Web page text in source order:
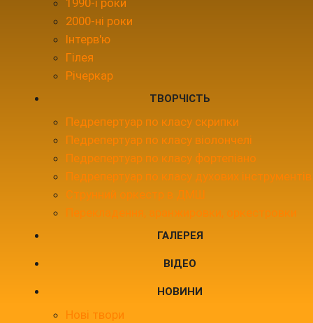
1990-і роки
2000-ні роки
Інтерв'ю
Гілея
Річеркар
ТВОРЧІСТЬ
Педрепертуар по класу скрипки
Педрепертуар по класу віолончелі
Педрепертуар по класу фортепіано
Педрепертуар по класу духових інструментів
Струнний оркестр в ДМШ
Перекладення, аранжировки, оркестровки
ГАЛЕРЕЯ
ВІДЕО
НОВИНИ
Нові твори